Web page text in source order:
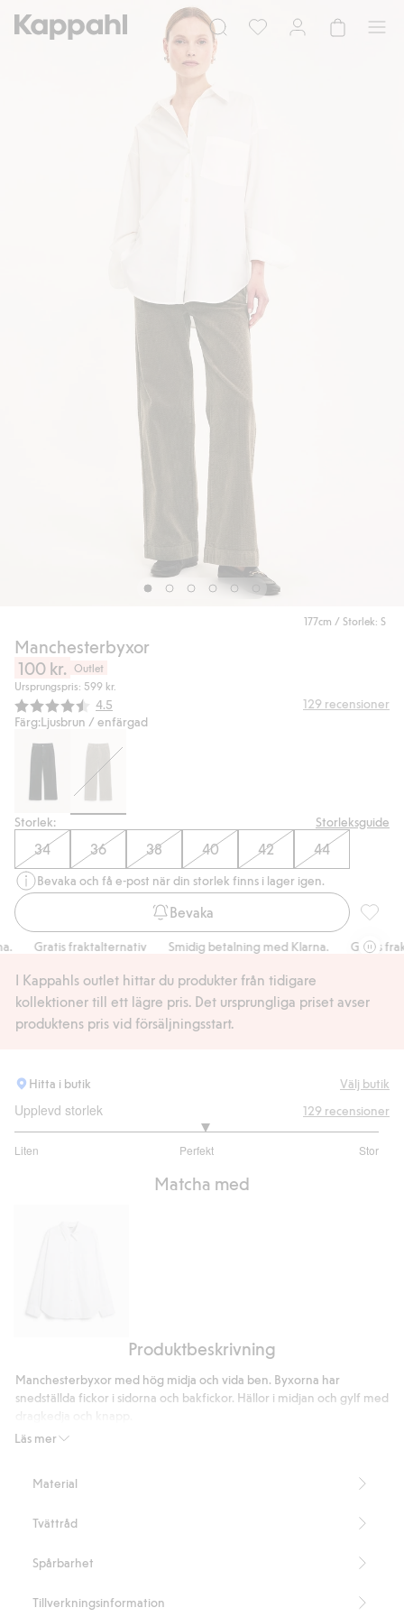
177cm / Storlek: S
Manchesterbyxor
100 kr. Outlet
Ursprungspris: 599 kr.
Snittbetyg:
4.5 129 recensioner
Färg:Ljusbrun / enfärgad
Storlek: Storleksguide
34 36 38 40 42 44
Bevaka och få e-post när din storlek finns i lager igen.
Bevaka
Gratis fraktalternativ Smidig betalning med Klarna. Gratis
I Kappahls outlet hittar du produkter från tidigare
kollektioner till ett lägre pris. Det ursprungliga priset avser
produktens pris vid försäljningsstart.
Hitta i butik Välj butik
Upplevd storlek
Liten Perfekt Stor
utav
129 recensioner
Matcha med
knäppning
sidorna
Produktbeskrivning
Läs mer
Manchesterbyxor med hög midja och vida ben. Byxorna har
snedställda fickor i sidorna och bakfickor. Hällor i midjan och gylf med
Innerbenslängd 78 cm i storlek 38
Material
Tvättråd
Spårbarhet
Tillverkningsinformation